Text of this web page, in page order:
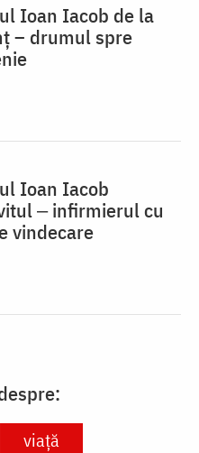
Ioan Iacob de la
– drumul spre
Ioan Iacob
‒ infirmierul cu
vindecare
viață